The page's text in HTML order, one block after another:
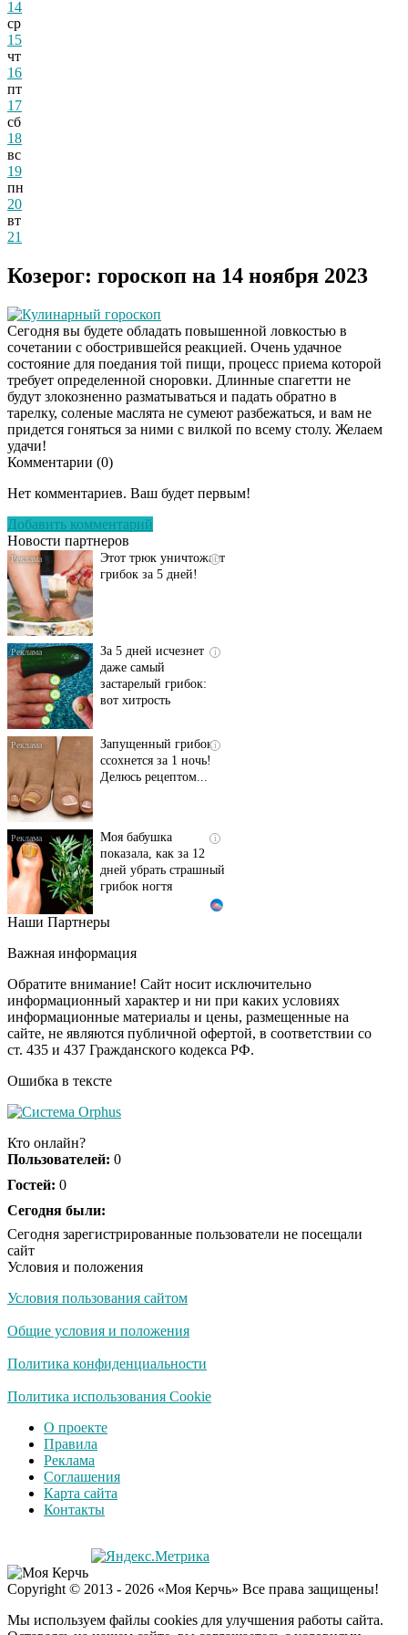
14
ср
15
чт
16
пт
17
сб
18
вс
19
пн
20
вт
21
Козерог: гороскоп на 14 ноября 2023
Кулинарный гороскоп
Сегодня вы будете обладать повышенной ловкостью в
сочетании с обострившейся реакцией. Очень удачное
состояние для поедания той пищи, процесс приема которой
требует определенной сноровки. Длинные спагетти не
будут злокозненно разматываться и падать обратно в
тарелку, соленые маслята не сумеют разбежаться, и вам не
придется гоняться за ними с вилкой по всему столу. Желаем
удачи!
Комментарии (0)
Нет комментариев. Ваш будет первым!
Добавить комментарий
Новости партнеров
Даже самый
исчезнет с корнем,
i
Этот трюк уничтожает
грибок за 5 дней!
i
За 5 дней исчезнет
даже самый
застарелый грибок:
вот хитрость
i
Запущенный грибок
ссохнется за 1 ночь!
Делюсь рецептом...
i
Моя бабушка
показала, как за 12
дней убрать страшный
грибок ногтя
Этот танец невесты
Пересмотрела 10 раз
i
Ролик длится пару
секунд, но вы будете в
шоке от увиденного
Ролик из Омска: вы
Ржу не переставая, это
не раз
Скрытая камера на
люди вытворяют, когда
Ролик длится
смеяться вы будете
Королева вагона
отожгла! Видео не
оставит равнодушным
Борисовой душил ее
из-за макарон
Наши Партнеры
Важная информация
Обратите внимание! Сайт носит исключительно
информационный характер и ни при каких условиях
информационные материалы и цены, размещенные на
сайте, не являются публичной офертой, в соответствии со
ст. 435 и 437 Гражданского кодекса РФ.
Ошибка в тексте
Кто онлайн?
Пользователей: 0
Гостей: 0
Сегодня были:
Сегодня зарегистрированные пользователи не посещали
сайт
Условия и положения
Условия пользования сайтом
Общие условия и положения
Политика конфиденциальности
Политика использования Cookie
О проекте
Правила
Реклама
Соглашения
Карта сайта
Контакты
Copyright © 2013 - 2026 «Моя Керчь» Все права защищены!
Мы используем файлы cookies для улучшения работы сайта.